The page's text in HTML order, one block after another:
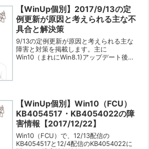
【WinUp個別】2017/9/13の定
例更新が原因と考えられる主な不
具合と解決策
9/13の定例更新が原因と考えられる主な
障害と対策を掲載します。主に
Win10（まれにWin8.1)アップデート後に
【WinUp個別】Win10（FCU）
KB4054517・KB4054022の障
害情報【2017/12/22】
Win10（FCU）で、12/13配信の
KB4054517と12/4配信のKB4054022に